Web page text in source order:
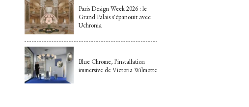
Paris Design Week 2026 : le
Grand Palais s'épanouit avec
Uchronia
Blue Chrome, l'installation
immersive de Victoria Wilmotte